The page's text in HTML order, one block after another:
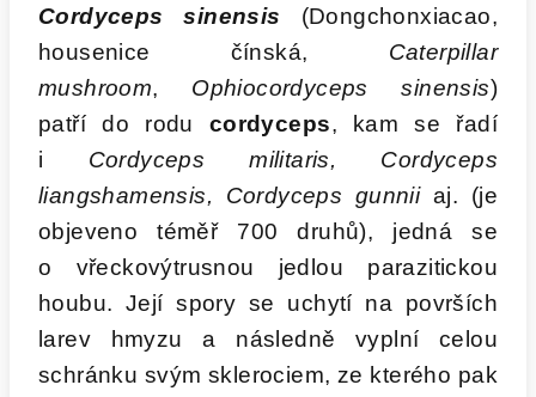
Cordyceps sinensis
(Dongchonxiacao,
housenice čínská, Caterpillar
mushroom, Ophiocordyceps sinensis)
patří do rodu cordyceps, kam se řadí
i Cordyceps militaris, Cordyceps
liangshamensis, Cordyceps gunniiaj. (je
objeveno téměř 700 druhů), jedná se
o vřeckovýtrusnou jedlou parazitickou
houbu. Její spory se uchytí na površích
larev hmyzu a následně vyplní celou
schránku svým sklerociem, ze kterého pak